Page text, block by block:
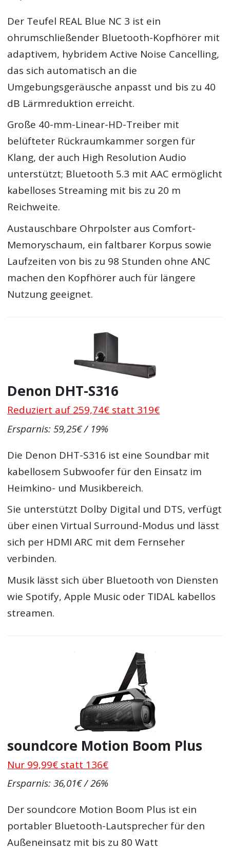
Der Teufel REAL Blue NC 3 ist ein
ohrumschließender Bluetooth-Kopfhörer mit
adaptivem, hybridem Active Noise Cancelling,
das sich automatisch an die
Umgebungsgeräusche anpasst und bis zu 40
dB Lärmreduktion erreicht.
Große 40-mm-Linear-HD-Treiber mit
belüfteter Rückraumkammer sorgen für
Klang, der auch High Resolution Audio
unterstützt; Bluetooth 5.3 mit AAC ermöglicht
kabelloses Streaming mit bis zu 20 m
Reichweite.
Austauschbare Ohrpolster aus Comfort-
Memoryschaum, ein faltbarer Korpus sowie
Laufzeiten von bis zu 98 Stunden ohne ANC
machen den Kopfhörer auch für längere
Nutzung geeignet.
Denon DHT-S316
Reduziert auf 259,74€ statt 319€
Ersparnis: 59,25€ / 19%
Die Denon DHT-S316 ist eine Soundbar mit
kabellosem Subwoofer für den Einsatz im
Heimkino- und Musikbereich.
Sie unterstützt Dolby Digital und DTS, verfügt
über einen Virtual Surround-Modus und lässt
sich per HDMI ARC mit dem Fernseher
verbinden.
Musik lässt sich über Bluetooth von Diensten
wie Spotify, Apple Music oder TIDAL kabellos
streamen.
soundcore Motion Boom Plus
Nur 99,99€ statt 136€
Ersparnis: 36,01€ / 26%
Der soundcore Motion Boom Plus ist ein
portabler Bluetooth-Lautsprecher für den
Außeneinsatz mit bis zu 80 Watt